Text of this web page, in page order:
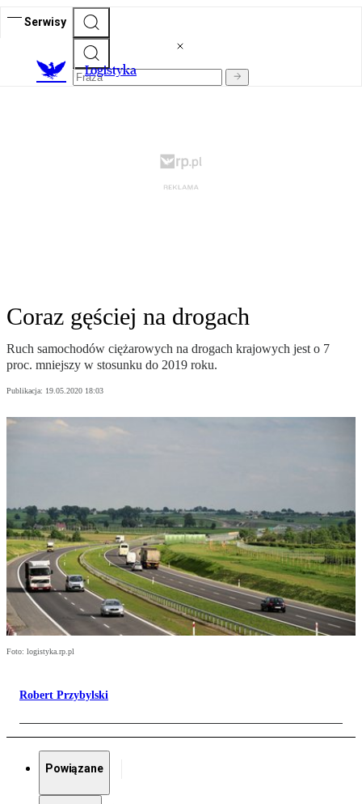
Serwisy
Logistyka
Coraz gęściej na drogach
Ruch samochodów ciężarowych na drogach krajowych jest o 7
proc. mniejszy w stosunku do 2019 roku.
Publikacja: 19.05.2020 18:03
Foto: logistyka.rp.pl
Robert Przybylski
Powiązane